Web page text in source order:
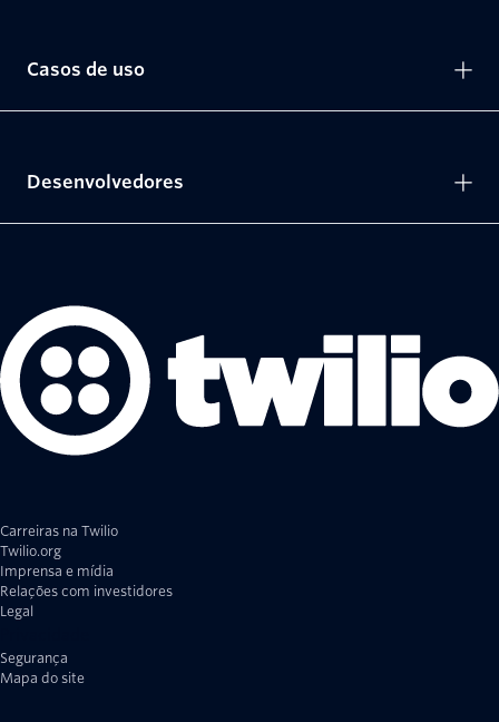
Carreiras na Twilio
Twilio.org
Imprensa e mídia
Relações com investidores
Legal
Segurança
Mapa do site
Casos de uso
Desenvolvedores